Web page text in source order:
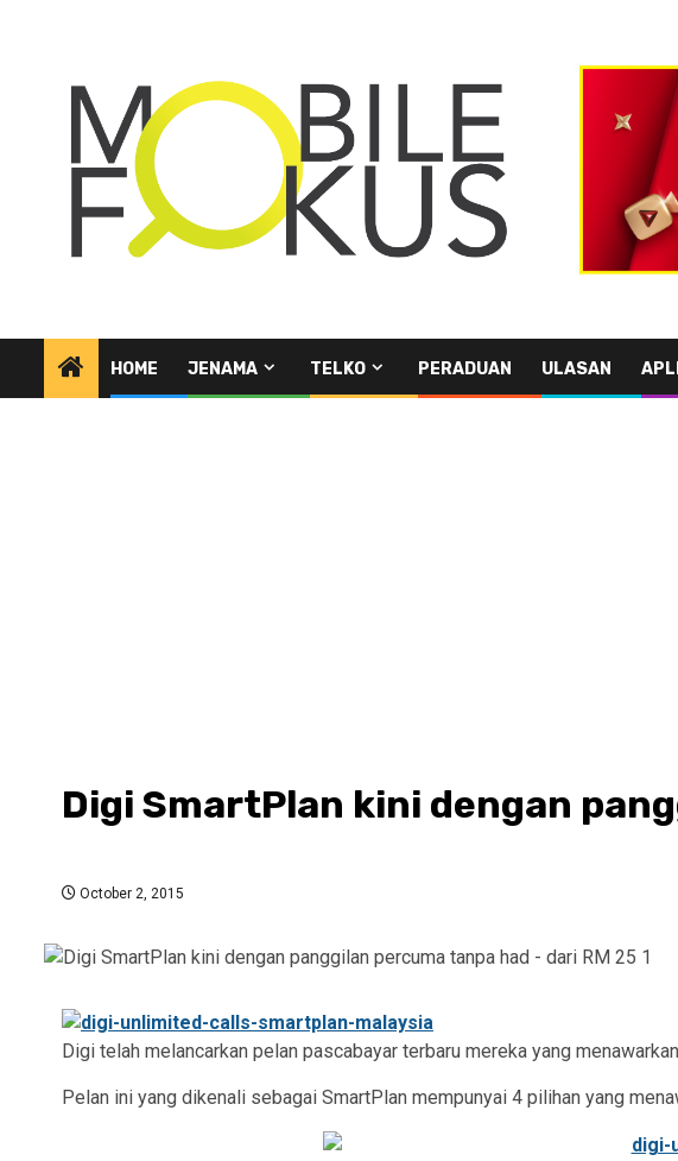
HOME JENAMA TELKO PERADUAN ULASAN
Digi SmartPlan kini dengan
October 2, 2015
Digi telah melancarkan pelan pascabayar terbaru mereka yang
Pelan ini yang dikenali sebagai SmartPlan mempunyai 4 pilihan yang